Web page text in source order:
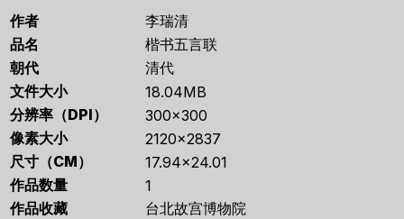
作者
李瑞清
品名
楷书五言联
朝代
清代
文件大小
18.04MB
分辨率（DPI）
300×300
像素大小
2120×2837
尺寸（CM）
17.94×24.01
作品数量
1
作品收藏
台北故宫博物院